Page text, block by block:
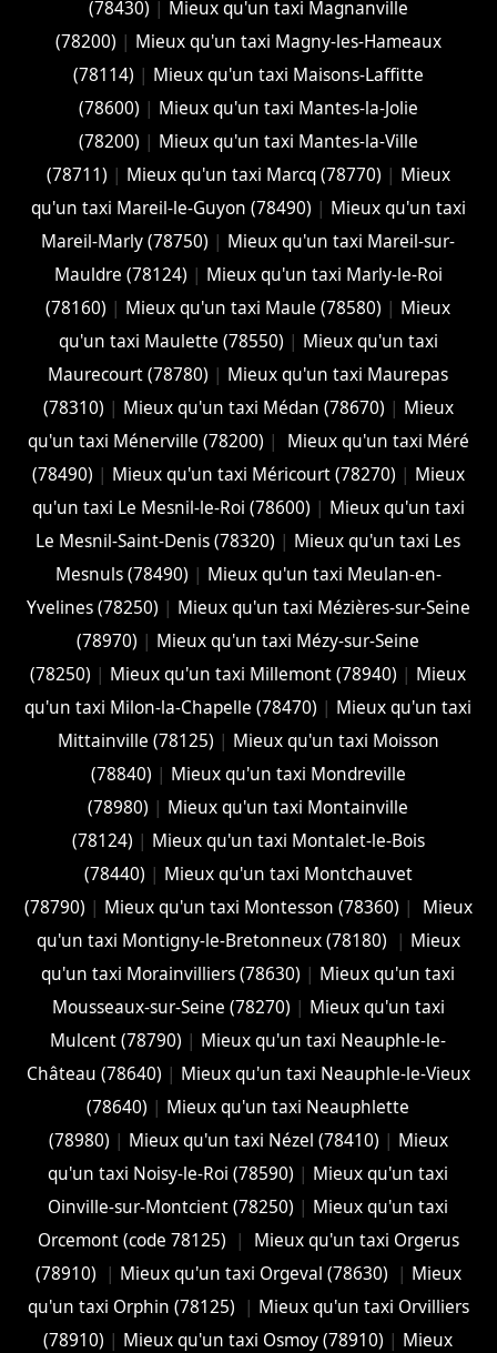
(78430) | Mieux qu'un taxi Magnanville
(78200) | Mieux qu'un taxi Magny-les-Hameaux
(78114) | Mieux qu'un taxi Maisons-Laffitte
(78600) | Mieux qu'un taxi Mantes-la-Jolie
(78200) | Mieux qu'un taxi Mantes-la-Ville
(78711) | Mieux qu'un taxi Marcq (78770) | Mieux
qu'un taxi Mareil-le-Guyon (78490) | Mieux qu'un taxi
Mareil-Marly (78750) | Mieux qu'un taxi Mareil-sur-
Mauldre (78124) | Mieux qu'un taxi Marly-le-Roi
(78160) | Mieux qu'un taxi Maule (78580) | Mieux
qu'un taxi Maulette (78550) | Mieux qu'un taxi
Maurecourt (78780) | Mieux qu'un taxi Maurepas
(78310) | Mieux qu'un taxi Médan (78670) | Mieux
qu'un taxi Ménerville (78200) |
Mieux qu'un taxi Méré
(78490) | Mieux qu'un taxi Méricourt (78270) | Mieux
qu'un taxi Le Mesnil-le-Roi (78600) | Mieux qu'un taxi
Le Mesnil-Saint-Denis (78320) | Mieux qu'un taxi Les
Mesnuls (78490) | Mieux qu'un taxi Meulan-en-
Yvelines (78250) | Mieux qu'un taxi Mézières-sur-Seine
(78970) | Mieux qu'un taxi Mézy-sur-Seine
(78250) | Mieux qu'un taxi Millemont (78940) | Mieux
qu'un taxi Milon-la-Chapelle (78470) | Mieux qu'un taxi
Mittainville (78125) | Mieux qu'un taxi Moisson
(78840) | Mieux qu'un taxi Mondreville
(78980) | Mieux qu'un taxi Montainville
(78124) | Mieux qu'un taxi Montalet-le-Bois
(78440) | Mieux qu'un taxi Montchauvet
(78790) | Mieux qu'un taxi Montesson (78360) |
Mieux
qu'un taxi Montigny-le-Bretonneux (78180)
| Mieux
qu'un taxi Morainvilliers (78630) | Mieux qu'un taxi
Mousseaux-sur-Seine (78270) | Mieux qu'un taxi
Mulcent (78790) | Mieux qu'un taxi Neauphle-le-
Château (78640) | Mieux qu'un taxi Neauphle-le-Vieux
(78640) | Mieux qu'un taxi Neauphlette
(78980) | Mieux qu'un taxi Nézel (78410) | Mieux
qu'un taxi Noisy-le-Roi (78590) | Mieux qu'un taxi
Oinville-sur-Montcient (78250) | Mieux qu'un taxi
Orcemont (code 78125)
|
Mieux qu'un taxi Orgerus
(78910)
| Mieux qu'un taxi Orgeval (78630) | Mieux
qu'un taxi Orphin (78125)
| Mieux qu'un taxi Orvilliers
(78910) | Mieux qu'un taxi Osmoy (78910) | Mieux